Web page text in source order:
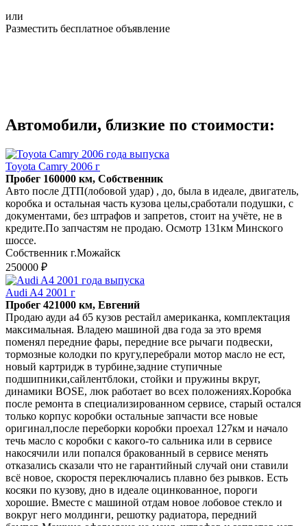
или
Разместить бесплатное объявление
Автомобили, близкие по стоимости:
Toyota Camry 2006 г
Пробег 160000 км, Собственник
Авто после ДТП(лобовой удар) , до, была в идеале, двигатель,
коробка и остальная часть кузова целы,сработали подушки, с
документами, без штрафов и запретов, стоит на учëте, не в
кредите.По запчастям не продаю. Осмотр 131км Минского
шоссе.
Собственник г.Можайск
250000 ₽
Audi A4 2001 г
Пробег 421000 км, Евгений
Продаю ауди а4 б5 кузов рестайл американка, комплектация
максимальная. Владею машиной два года за это время
поменял передние фары, передние все рычаги подвески,
тормозные колодки по кругу,перебрали мотор масло не ест,
новый картридж в турбине,задние ступичные
подшипники,сайлентблоки, стойки и пружины вкруг,
динамики BOSE, люк работает во всех положениях.Коробка
после ремонта в специализированном сервисе, старый остался
только корпус коробки остальные запчасти все новые
оригинал,после переборки коробки проехал 127км и начало
течь масло с коробки с какого-то сальника или в сервисе
накосячили или попался бракованный в сервисе менять
отказались сказали что не гарантийный случай они ставили
всё новое, скоростя переключались плавно без рывков. Есть
косяки по кузову, дно в идеале оцинкованное, пороги
хорошие. Вместе с машиной отдам новое лобовое стекло и
вокруг него молдинги, решотку радиатора, передний